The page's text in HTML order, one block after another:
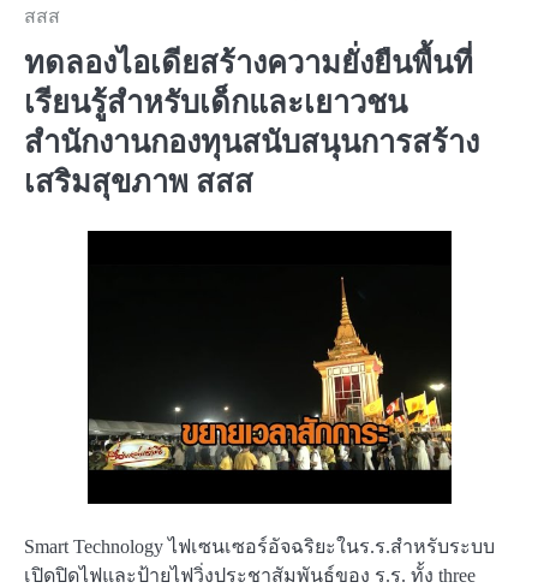
สสส
ทดลองไอเดียสร้างความยั่งยืนพื้นที่
เรียนรู้สำหรับเด็กและเยาวชน
สำนักงานกองทุนสนับสนุนการสร้าง
เสริมสุขภาพ สสส
Smart Technology ไฟเซนเซอร์อัจฉริยะในร.ร.สำหรับระบบ
เปิดปิดไฟและป้ายไฟวิ่งประชาสัมพันธ์ของ ร.ร. ทั้ง three